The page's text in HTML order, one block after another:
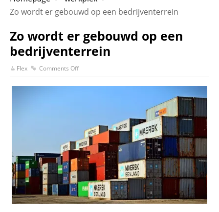
Zo wordt er gebouwd op een bedrijventerrein
Zo wordt er gebouwd op een
bedrijventerrein
Flex Comments Off